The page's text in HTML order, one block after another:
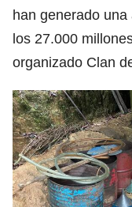
han generado
los 27.000
organizado Clan